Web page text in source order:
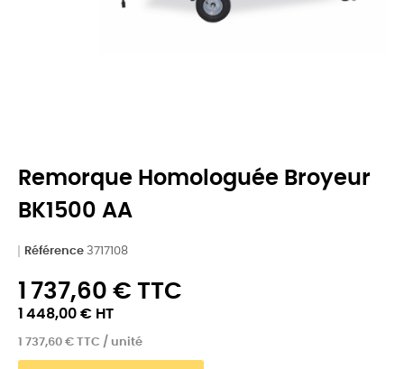
Remorque Homologuée Broyeur
BK1500 AA
Référence 3717108
1 737,60 € TTC
1 448,00 € HT
1 737,60 € TTC / unité